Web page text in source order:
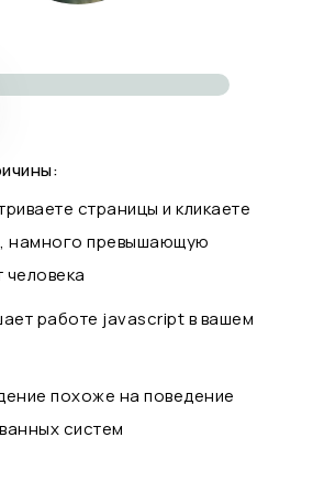
страницы и кликаете
намного превышающую
работе javascript в вашем
похоже на поведение
систем